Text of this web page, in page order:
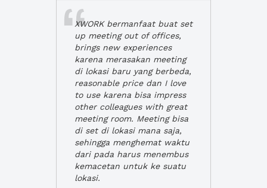
XWORK bermanfaat buat set
up meeting out of offices,
brings new experiences
karena merasakan meeting
di lokasi baru yang berbeda,
reasonable price dan I love
to use karena bisa impress
other colleagues with great
meeting room. Meeting bisa
di set di lokasi mana saja,
sehingga menghemat waktu
dari pada harus menembus
kemacetan untuk ke suatu
lokasi.